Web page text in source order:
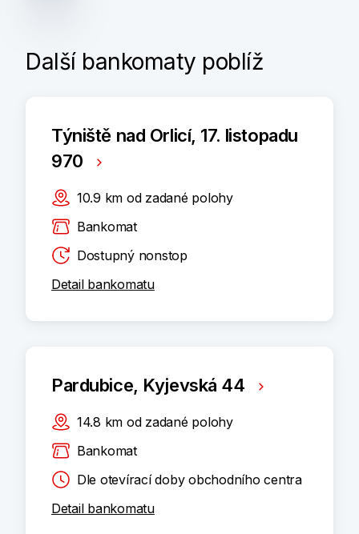
Další bankomaty poblíž
Týniště nad Orlicí, 17. listopadu
970
10.9 km od zadané polohy
Bankomat
Dostupný nonstop
Detail bankomatu
Pardubice, Kyjevská 44
14.8 km od zadané polohy
Bankomat
Dle otevírací doby obchodního centra
Detail bankomatu